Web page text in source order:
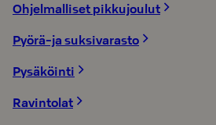
Ohjelmalliset pikkujoulut
Pyörä-ja suksivarasto
Pysäköinti
Ravintolat